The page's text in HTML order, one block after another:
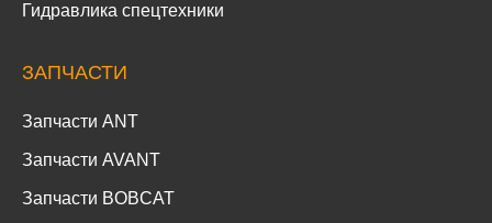
Гидравлика спецтехники
ЗАПЧАСТИ
Запчасти ANT
Запчасти AVANT
Запчасти BOBCAT